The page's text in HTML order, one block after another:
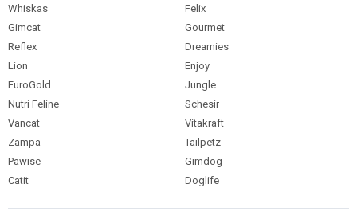
Whiskas
Felix
Gimcat
Gourmet
Reflex
Dreamies
Lion
Enjoy
EuroGold
Jungle
Nutri Feline
Schesir
Vancat
Vitakraft
Zampa
Tailpetz
Pawise
Gimdog
Catit
Doglife